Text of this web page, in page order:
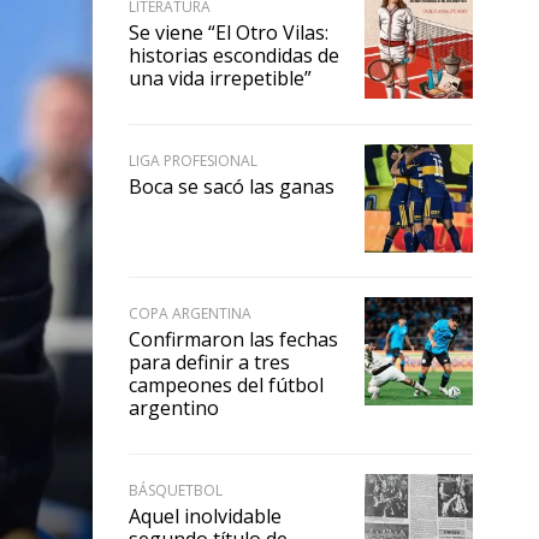
LITERATURA
Se viene “El Otro Vilas:
historias escondidas de
una vida irrepetible”
LIGA PROFESIONAL
Boca se sacó las ganas
COPA ARGENTINA
Confirmaron las fechas
para definir a tres
campeones del fútbol
argentino
BÁSQUETBOL
Aquel inolvidable